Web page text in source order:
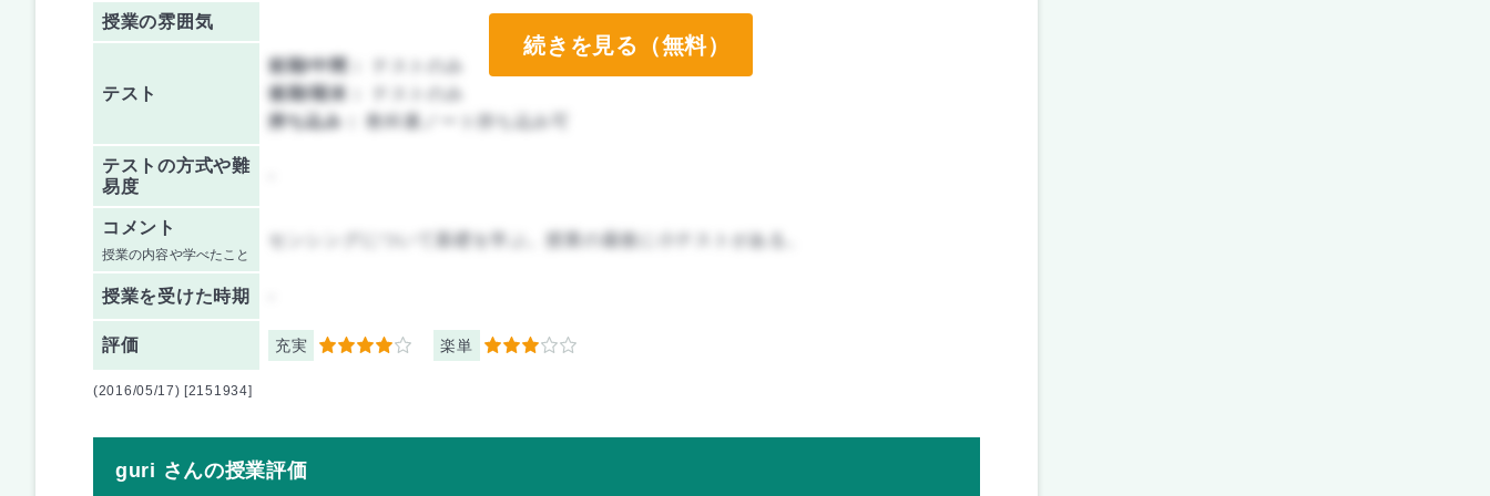
授業の雰囲気
テスト
前期/中間：
テストのみ
後期/期末：
テストのみ
持ち込み：
教科書ノート持ち込み可
テストの方式や難
易度
コメント
授業の内容や学べたこと
センシングについて基礎を学ぶ。授業の最後に小テストがある。
授業を受けた時期
評価 充実 4 楽単 3
続きを見る（無料）
(2016/05/17) [2151934]
guri さんの授業評価